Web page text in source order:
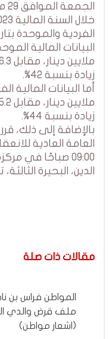
الفردية والموحدة بتاريخ 31 ديسمبر
زيادة بنسبة 42%.
زيادة بنسبة 44%.
بالإضافة إلى ذلك،
09:00 صباحًا في
الدين، البحيرة
مقالات ذات صلة
ملف قرض والدي
(اشعار مواطن)